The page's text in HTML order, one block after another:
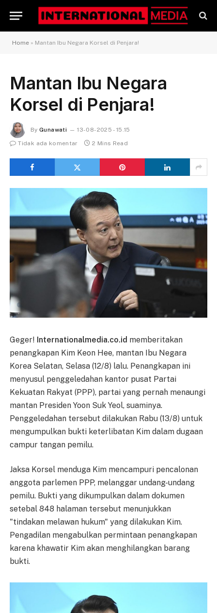
Home » Mantan Ibu Negara Korsel di Penjara!
Mantan Ibu Negara
Korsel di Penjara!
By Gunawati
13-08-2025 - 15.15
Tidak ada komentar
2 Mins Read
Geger! Internationalmedia.co.id memberitakan
penangkapan Kim Keon Hee, mantan Ibu Negara
Korea Selatan, Selasa (12/8) lalu. Penangkapan ini
menyusul penggeledahan kantor pusat Partai
Kekuatan Rakyat (PPP), partai yang pernah menaungi
mantan Presiden Yoon Suk Yeol, suaminya.
Penggeledahan tersebut dilakukan Rabu (13/8) untuk
mengumpulkan bukti keterlibatan Kim dalam dugaan
campur tangan pemilu.
Jaksa Korsel menduga Kim mencampuri pencalonan
anggota parlemen PPP, melanggar undang-undang
pemilu. Bukti yang dikumpulkan dalam dokumen
setebal 848 halaman tersebut menunjukkan
"tindakan melawan hukum" yang dilakukan Kim.
Pengadilan mengabulkan permintaan penangkapan
karena khawatir Kim akan menghilangkan barang
bukti.